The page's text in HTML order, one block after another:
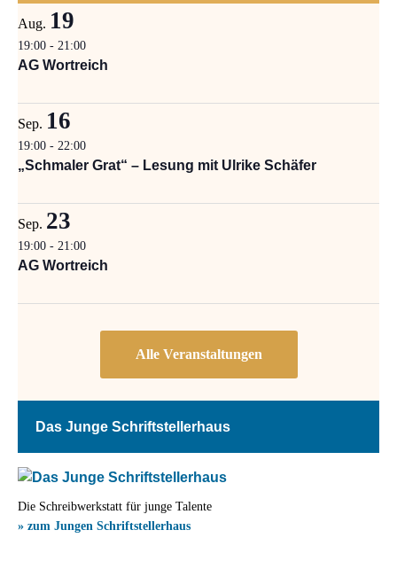
Aug. 19
19:00 - 21:00
AG Wortreich
Sep. 16
19:00 - 22:00
„Schmaler Grat“ – Lesung mit Ulrike Schäfer
Sep. 23
19:00 - 21:00
AG Wortreich
Das Junge Schriftstellerhaus
Die Schreibwerkstatt für junge Talente
» zum Jungen Schriftstellerhaus